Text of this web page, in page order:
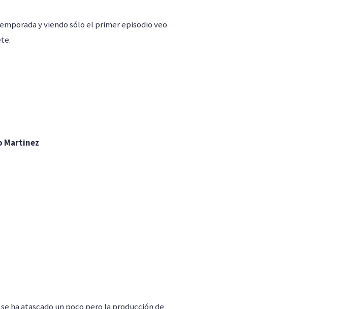
y viendo sólo el primer episodio veo
Martinez
ha atascado un poco pero la producción de